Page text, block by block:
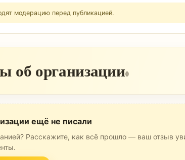
модерацию перед публикацией.
об организации0
ещё не писали
Расскажите, как всё прошло — ваш отзыв